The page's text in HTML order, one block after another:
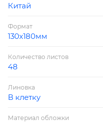
Китай
Формат
130х180мм
Количество листов
48
Линовка
В клетку
Материал обложки